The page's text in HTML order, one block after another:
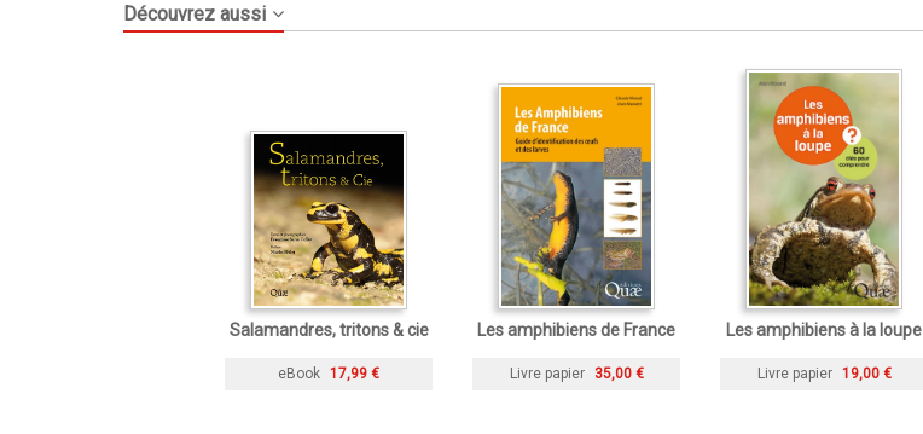
Découvrez aussi
Salamandres, tritons & cie
eBook 17,99 €
Les amphibiens de France
Livre papier 35,00 €
Les amphibiens à la loupe
Livre papier 19,00 €